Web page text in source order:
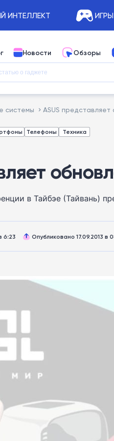
ИНТЕЛЛЕКТ ИГРЫ
Новости Обзоры
системы ASUS
Телефоны Техника
в Тайбэе (Тайвань)
6:23 Опубликовано 17.09.2013 в